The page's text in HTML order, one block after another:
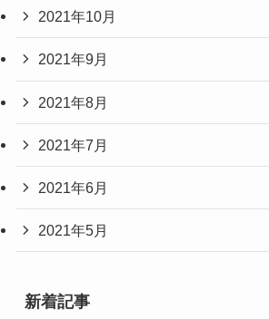
2021年10月
2021年9月
2021年8月
2021年7月
2021年6月
2021年5月
新着記事